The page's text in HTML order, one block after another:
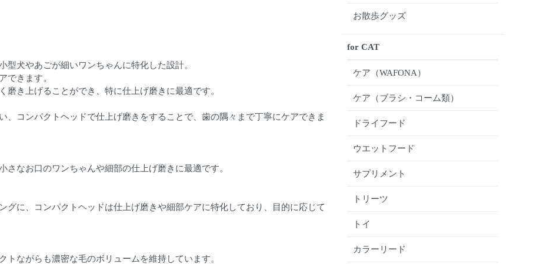
型犬やあごが細いワンちゃんに特化した設計。
できます。
き上げることができ、特に仕上げ磨きに最適です。
、コンパクトヘッドで仕上げ磨きをすることで、歯の隅々まで丁寧にケアできま
さなお口のワンちゃんや細部の仕上げ磨きに最適です。
グに、コンパクトヘッドは仕上げ磨きや細部ケアに特化しており、目的に応じて
ながらも濃密な毛のボリュームを維持しています。
お散歩グッズ
for CAT
ケア（WAFONA）
ケア（ブラシ・コーム類）
ドライフード
ウエットフード
サプリメント
トリーツ
トイ
カラーリード